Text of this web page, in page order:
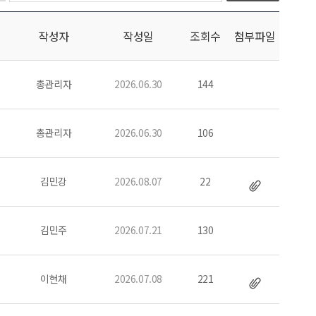
작성자 작성일 조회수 첨부파일
총관리자 2026.06.30 144
총관리자 2026.06.30 106
김민강 2026.08.07 22
김민주 2026.07.21 130
이현채 2026.07.08 221